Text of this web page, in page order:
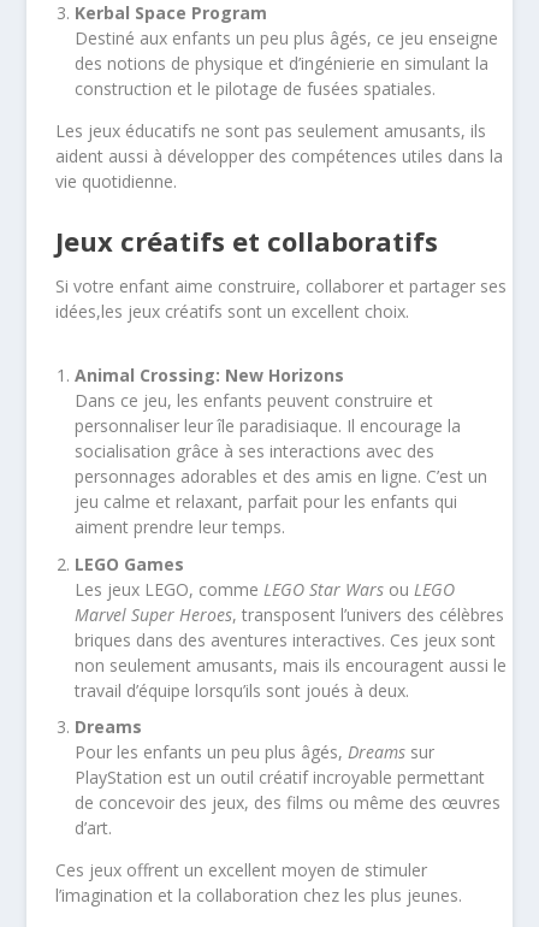
Kerbal Space Program
Destiné aux enfants un peu plus âgés, ce jeu enseigne
des notions de physique et d’ingénierie en simulant la
construction et le pilotage de fusées spatiales.
Les jeux éducatifs ne sont pas seulement amusants, ils
aident aussi à développer des compétences utiles dans la
vie quotidienne.
Jeux créatifs et collaboratifs
Si votre enfant aime construire, collaborer et partager ses
idées,les jeux créatifs sont un excellent choix.
Animal Crossing: New Horizons
Dans ce jeu, les enfants peuvent construire et
personnaliser leur île paradisiaque. Il encourage la
socialisation grâce à ses interactions avec des
personnages adorables et des amis en ligne. C’est un
jeu calme et relaxant, parfait pour les enfants qui
aiment prendre leur temps.
LEGO Games
Les jeux LEGO, comme LEGO Star Wars ou LEGO
Marvel Super Heroes, transposent l’univers des célèbres
briques dans des aventures interactives. Ces jeux sont
non seulement amusants, mais ils encouragent aussi le
travail d’équipe lorsqu’ils sont joués à deux.
Dreams
Pour les enfants un peu plus âgés,Dreams sur
PlayStation est un outil créatif incroyable permettant
de concevoir des jeux, des films ou même des œuvres
d’art.
Ces jeux offrent un excellent moyen de stimuler
l’imagination et la collaboration chez les plus jeunes.